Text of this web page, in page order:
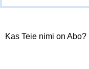
Kas Teie nimi on Abo?